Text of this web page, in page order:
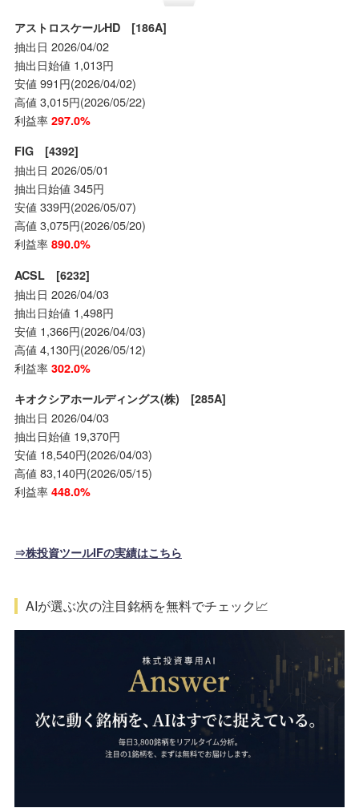
アストロスケールHD [186A]
抽出日 2026/04/02
抽出日始値 1,013円
安値 991円(2026/04/02)
高値 3,015円(2026/05/22)
利益率 297.0%
FIG [4392]
抽出日 2026/05/01
抽出日始値 345円
安値 339円(2026/05/07)
高値 3,075円(2026/05/20)
利益率 890.0%
ACSL [6232]
抽出日 2026/04/03
抽出日始値 1,498円
安値 1,366円(2026/04/03)
高値 4,130円(2026/05/12)
利益率 302.0%
キオクシアホールディングス(株) [285A]
抽出日 2026/04/03
抽出日始値 19,370円
安値 18,540円(2026/04/03)
高値 83,140円(2026/05/15)
利益率 448.0%
⇒株投資ツールIFの実績はこちら
AIが選ぶ次の注目銘柄を無料でチェック📈